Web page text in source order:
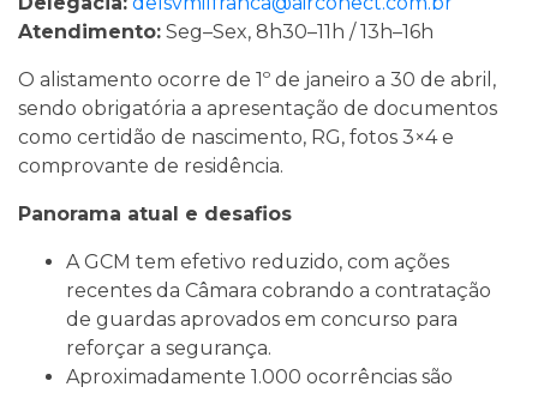
Atendimento: Seg–Sex, 8h30–11h / 13h–16h
O alistamento ocorre de 1º de janeiro a 30 de abril,
sendo obrigatória a apresentação de documentos
como certidão de nascimento, RG, fotos 3×4 e
comprovante de residência.
Panorama atual e desafios
A GCM tem efetivo reduzido, com ações
recentes da Câmara cobrando a contratação
de guardas aprovados em concurso para
reforçar a segurança.
Aproximadamente 1.000 ocorrências são